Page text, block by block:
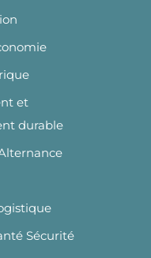
et
durable
Sécurité